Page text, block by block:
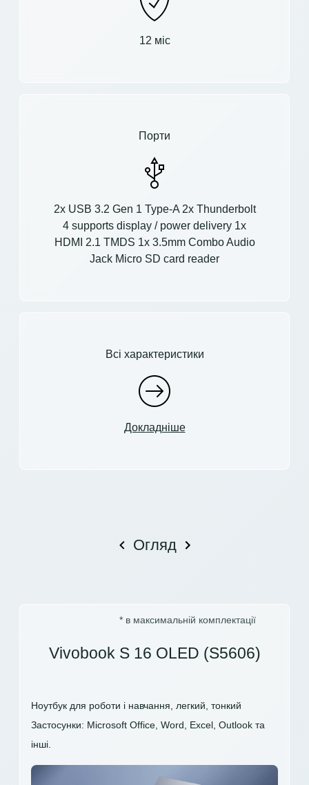
12 міс
Порти
2x USB 3.2 Gen 1 Type-A 2x Thunderbolt
4 supports display / power delivery 1x
HDMI 2.1 TMDS 1x 3.5mm Combo Audio
Jack Micro SD card reader
Всі характеристики
Докладніше
Огляд
* в максимальній комплектації
Vivobook S 16 OLED (S5606)
Ноутбук для роботи і навчання, легкий, тонкий
Застосунки: Microsoft Office, Word, Excel, Outlook та
інші.